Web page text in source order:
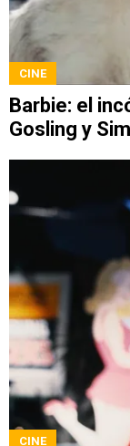
CINE
Barbie: el
Gosling y
CINE